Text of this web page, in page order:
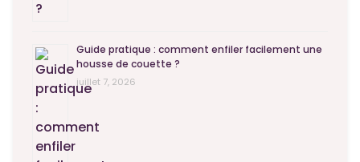
Guide pratique : comment enfiler facilement une
housse de couette ?
juillet 7, 2026